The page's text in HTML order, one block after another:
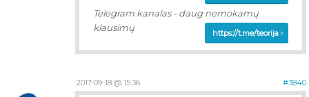
Telegram kanalas - daug nemokamų
klausimų
https://t.me/teorija
2017-09-18 @ 15:36 #3840